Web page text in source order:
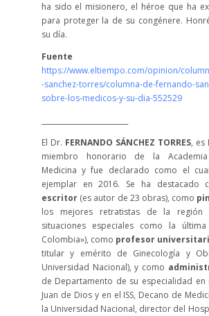
ha sido el misionero, el héroe que ha
para proteger la de su congénere.
su día.
Fuente
https://www.eltiempo.com/opinion/
-sanchez-torres/columna-de-fernando-
sobre-los-medicos-y-su-dia-552529
El Dr. FERNANDO SÁNCHEZ TORRES, es
miembro honorario de la
Medicina y fue declarado como el
ejemplar en 2016. Se ha destacado
escritor(es autor de 23 obras), como
los mejores retratistas de la
situaciones especiales como la
Colombia»), como profesor
titular y emérito de Ginecología y
Universidad Nacional), y como
de Departamento de su especialidad en
Juan de Dios y en el ISS, Decano de
la Universidad Nacional, director del